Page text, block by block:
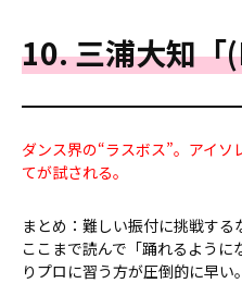
10. 三浦大知「
ダンス界の“ラスボス”。アイ
てが試される。
まとめ：難しい振付に挑戦す
ここまで読んで「踊れるよう
りプロに習う方が圧倒的に早い。